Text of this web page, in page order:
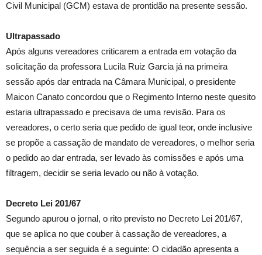
Civil Municipal (GCM) estava de prontidão na presente sessão.
Ultrapassado
Após alguns vereadores criticarem a entrada em votação da
solicitação da professora Lucila Ruiz Garcia já na primeira
sessão após dar entrada na Câmara Municipal, o presidente
Maicon Canato concordou que o Regimento Interno neste quesito
estaria ultrapassado e precisava de uma revisão. Para os
vereadores, o certo seria que pedido de igual teor, onde inclusive
se propõe a cassação de mandato de vereadores, o melhor seria
o pedido ao dar entrada, ser levado às comissões e após uma
filtragem, decidir se seria levado ou não à votação.
Decreto Lei 201/67
Segundo apurou o jornal, o rito previsto no Decreto Lei 201/67,
que se aplica no que couber à cassação de vereadores, a
sequência a ser seguida é a seguinte: O cidadão apresenta a